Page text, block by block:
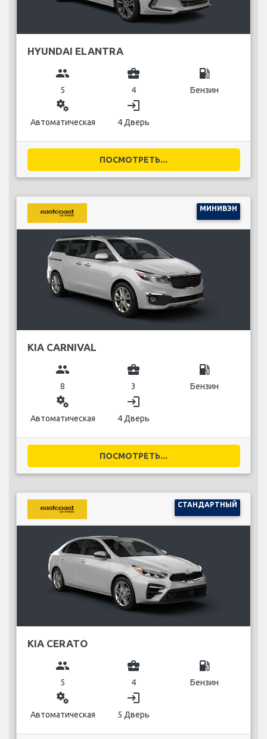
HYUNDAI ELANTRA
group
5
business_center
4
local_gas_station
Бензин
miscellaneous_services
Автоматическая
login
4 Дверь
ПОСМОТРЕТЬ...
МИНИВЭН
KIA CARNIVAL
group
8
business_center
3
local_gas_station
Бензин
miscellaneous_services
Автоматическая
login
4 Дверь
ПОСМОТРЕТЬ...
СТАНДАРТНЫЙ
KIA CERATO
group
5
business_center
4
local_gas_station
Бензин
miscellaneous_services
Автоматическая
login
5 Дверь